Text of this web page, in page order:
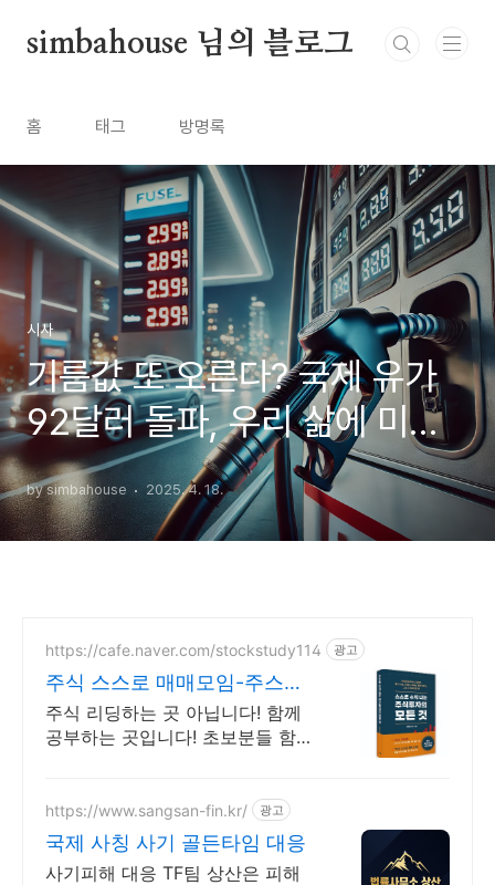
simbahouse 님의 블로그
홈 태그 방명록
시사
기름값 또 오른다? 국제 유가
92달러 돌파, 우리 삶에 미치
는 영향은?
by simbahouse 2025. 4. 18.
https://cafe.naver.com/stockstudy114 광고
주식 스스로 매매모임-주스모
스스로 공부법을 배웁니다 !
주식 리딩하는 곳 아닙니다! 함께
공부하는 곳입니다! 초보분들 함께
https://www.sangsan-fin.kr/ 광고
국제 사칭 사기 골든타임 대응
사기피해 대응 TF팀 상산은 피해